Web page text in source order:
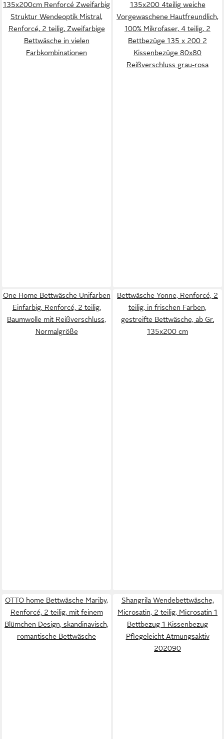
135x200cm Renforcé Zweifarbig
Struktur Wendeoptik Mistral,
Renforcé, 2 teilig, Zweifarbige
Bettwäsche in vielen
Farbkombinationen
135x200 4teilig weiche
Vorgewaschene Hautfreundlich,
100% Mikrofaser, 4 teilig, 2
Bettbezüge 135 x 200 2
Kissenbezüge 80x80
Reißverschluss grau-rosa
One Home Bettwäsche Unifarben
Einfarbig, Renforcé, 2 teilig,
Baumwolle mit Reißverschluss,
Normalgröße
Bettwäsche Yonne, Renforcé, 2
teilig, in frischen Farben,
gestreifte Bettwäsche, ab Gr.
135x200 cm
OTTO home Bettwäsche Mariby,
Renforcé, 2 teilig, mit feinem
Blümchen Design, skandinavisch,
romantische Bettwäsche
Shangrila Wendebettwäsche,
Microsatin, 2 teilig, Microsatin 1
Bettbezug 1 Kissenbezug
Pflegeleicht Atmungsaktiv
202090